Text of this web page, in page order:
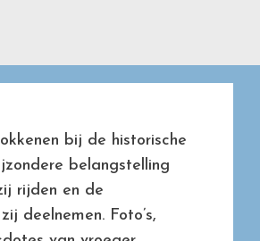
bij de historische
belangstelling
rijden en de
deelnemen. Foto’s,